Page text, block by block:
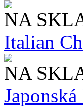
NA
Italian
NA